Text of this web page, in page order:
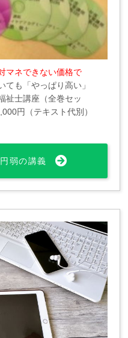
マネできない価格で
ても「やっぱり高い」
祉士講座（全巻セッ
円（テキスト代別）
弱の講義